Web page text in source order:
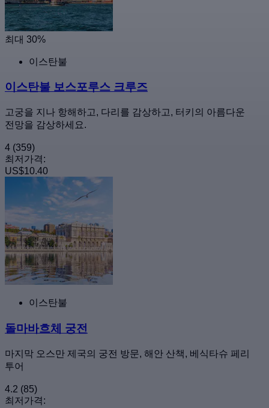
최대 30%
이스탄불
이스탄불 보스포루스 크루즈
고궁을 지나 항해하고, 다리를 감상하고, 터키의 아름다운
전망을 감상하세요.
4 (359)
최저가격:
US$10.40
이스탄불
돌마바흐체 궁전
마지막 오스만 제국의 궁전 방문, 해안 산책, 베식타슈 페리
투어
4.2 (85)
최저가격: